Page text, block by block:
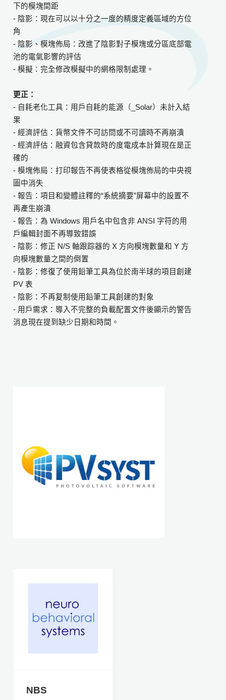
下的模塊間距
- 陰影：現在可以以十分之一度的精度定義區域的方位
角
- 陰影、模塊佈局：改進了陰影對子模塊或分區底部電
池的電氣影響的評估
- 模擬：完全修改模擬中的網格限制處理。
更正：
- 自耗老化工具：用戶自耗的能源（_Solar）未計入結
果
- 經濟評估：貨幣文件不可訪問或不可讀時不再崩潰
- 經濟評估：融資包含貸款時的度電成本計算現在是正
確的
- 模塊佈局：打印報告不再使表格從模塊佈局的中央視
圖中消失
- 報告：項目和變體註釋的“系統摘要”屏幕中的設置不
再產生崩潰
- 報告：為 Windows 用戶名中包含非 ANSI 字符的用
戶編輯封面不再導致錯誤
- 陰影：修正 N/S 軸跟踪器的 X 方向模塊數量和 Y 方
向模塊數量之間的倒置
- 陰影：修復了使用鉛筆工具為位於南半球的項目創建
PV 表
- 陰影：不再复制使用鉛筆工具創建的對象
- 用戶需求：導入不完整的負載配置文件後顯示的警告
消息現在提到缺少日期和時間。
NBS